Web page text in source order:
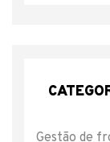
Gestão de